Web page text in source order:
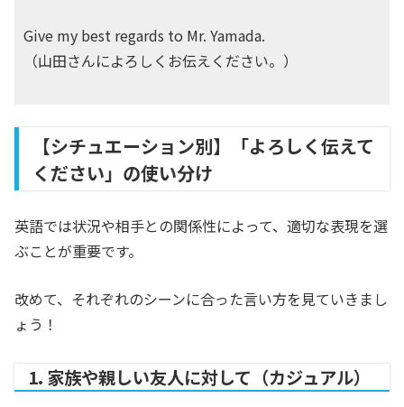
Give my best regards to Mr. Yamada.
（山田さんによろしくお伝えください。）
【シチュエーション別】「よろしく伝えて
ください」の使い分け
英語では状況や相手との関係性によって、適切な表現を選
ぶことが重要です。
改めて、それぞれのシーンに合った言い方を見ていきまし
ょう！
1. 家族や親しい友人に対して（カジュアル）